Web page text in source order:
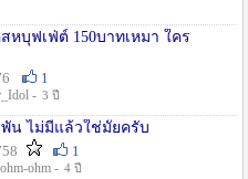
หบุฟเฟ่ต์ 150บาทเหมา ใคร
1
- 3 ปี
น ไม่มีแล้วใช่มั๊ยครับ
1
ohm - 4 ปี